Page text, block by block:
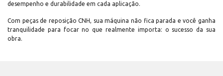
desempenho e durabilidade em cada aplicação.
Com peças de reposição CNH, sua máquina não fica parada e você ganha
tranquilidade para focar no que realmente importa: o sucesso da sua
obra.